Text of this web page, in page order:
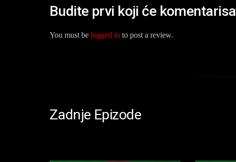
Budite prvi koji će
You must be logged in to post a review.
Zadnje Epizode